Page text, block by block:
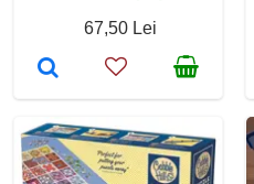
67,50 Lei